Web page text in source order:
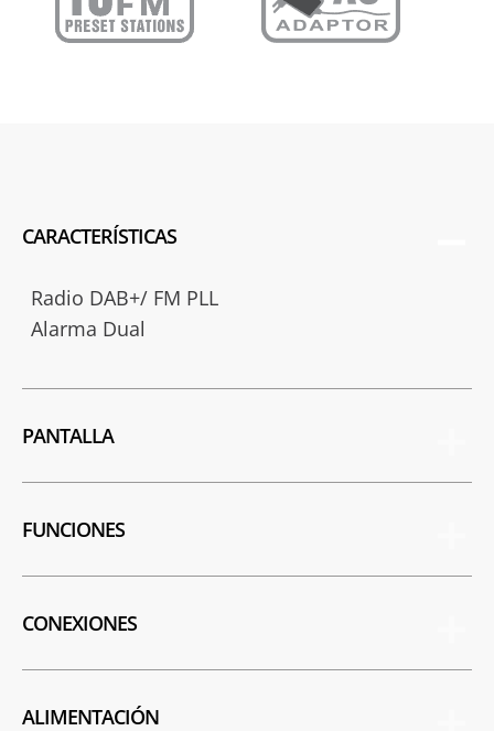
CARACTERÍSTICAS
Radio DAB+/ FM PLL
Alarma Dual
PANTALLA
FUNCIONES
CONEXIONES
ALIMENTACIÓN